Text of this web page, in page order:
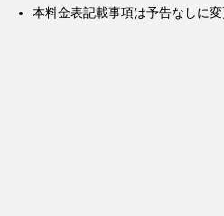
本料金表記載事項は予告なしに変